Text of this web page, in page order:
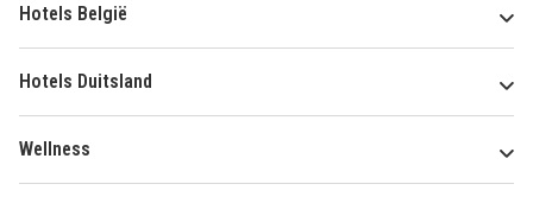
Hotels België
Hotels Duitsland
Wellness